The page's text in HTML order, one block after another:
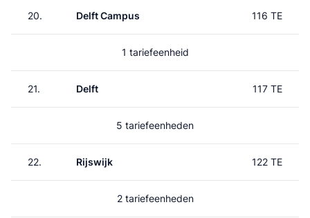
20. Delft Campus 116 TE
1 tariefeenheid
21. Delft 117 TE
5 tariefeenheden
22. Rijswijk 122 TE
2 tariefeenheden